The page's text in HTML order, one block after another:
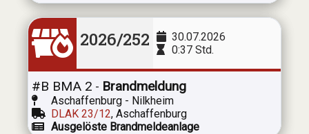
2026/252
30.07.2026
0:37 Std.
#B BMA 2 - Brandmeldung
Aschaffenburg - Nilkheim
DLAK 23/12, Aschaffenburg
Ausgelöste Brandmeldeanlage